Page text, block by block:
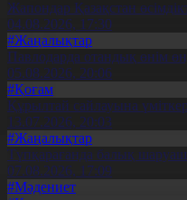
Жапондар Қазақстан
04.08.2026, 17:30
#Жаңалықтар
Павлодарда отандық өнім
05.08.2026, 20:06
#Қоғам
Құрылтай сайлауына
13.07.2026, 20:03
#Жаңалықтар
Түпқарағанда балық
07.08.2026, 17:09
#Мәдениет